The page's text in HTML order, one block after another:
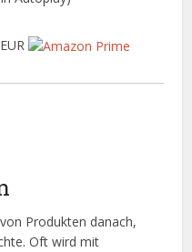
Produkten danach,
Oft wird mit